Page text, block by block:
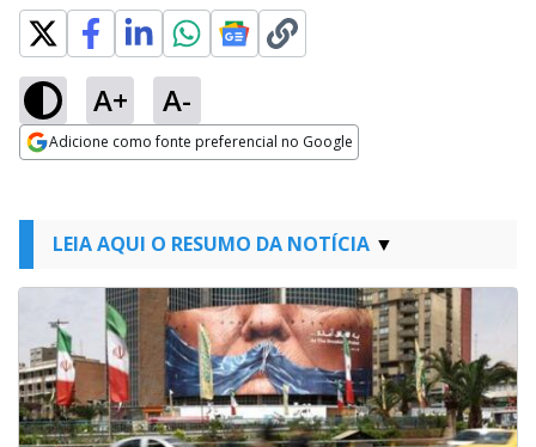
A+ A-
Adicione como fonte preferencial no Google
LEIA AQUI O RESUMO DA NOTÍCIA